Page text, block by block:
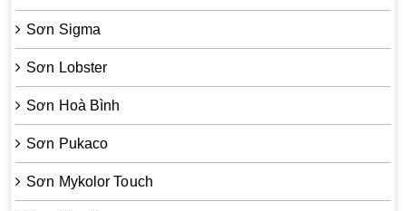
Sơn Sigma
Sơn Lobster
Sơn Hoà Bình
Sơn Pukaco
Sơn Mykolor Touch